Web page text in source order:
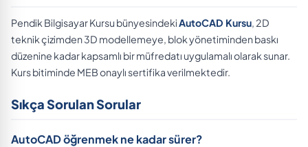
Pendik Bilgisayar Kursu bünyesindekiAutoCAD Kursu, 2D
teknik çizimden 3D modellemeye, blok yönetiminden baskı
düzenine kadar kapsamlı bir müfredatı uygulamalı olarak sunar.
Kurs bitiminde MEB onaylı sertifika verilmektedir.
Sıkça Sorulan Sorular
AutoCAD öğrenmek ne kadar sürer?